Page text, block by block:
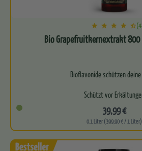
Bio Grapefruitkernextrakt 800
Bioflavonide schützen
Schützt vor
Sehr gut für deine
39,99 €
0.1 Liter (399,90 € / 1 Liter)